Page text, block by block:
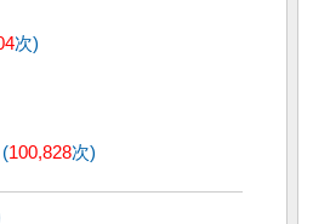
次)
(100,828次)